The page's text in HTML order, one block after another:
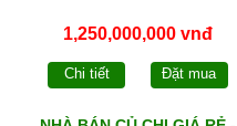
1,250,000,000 vnđ
Chi tiết Đặt mua